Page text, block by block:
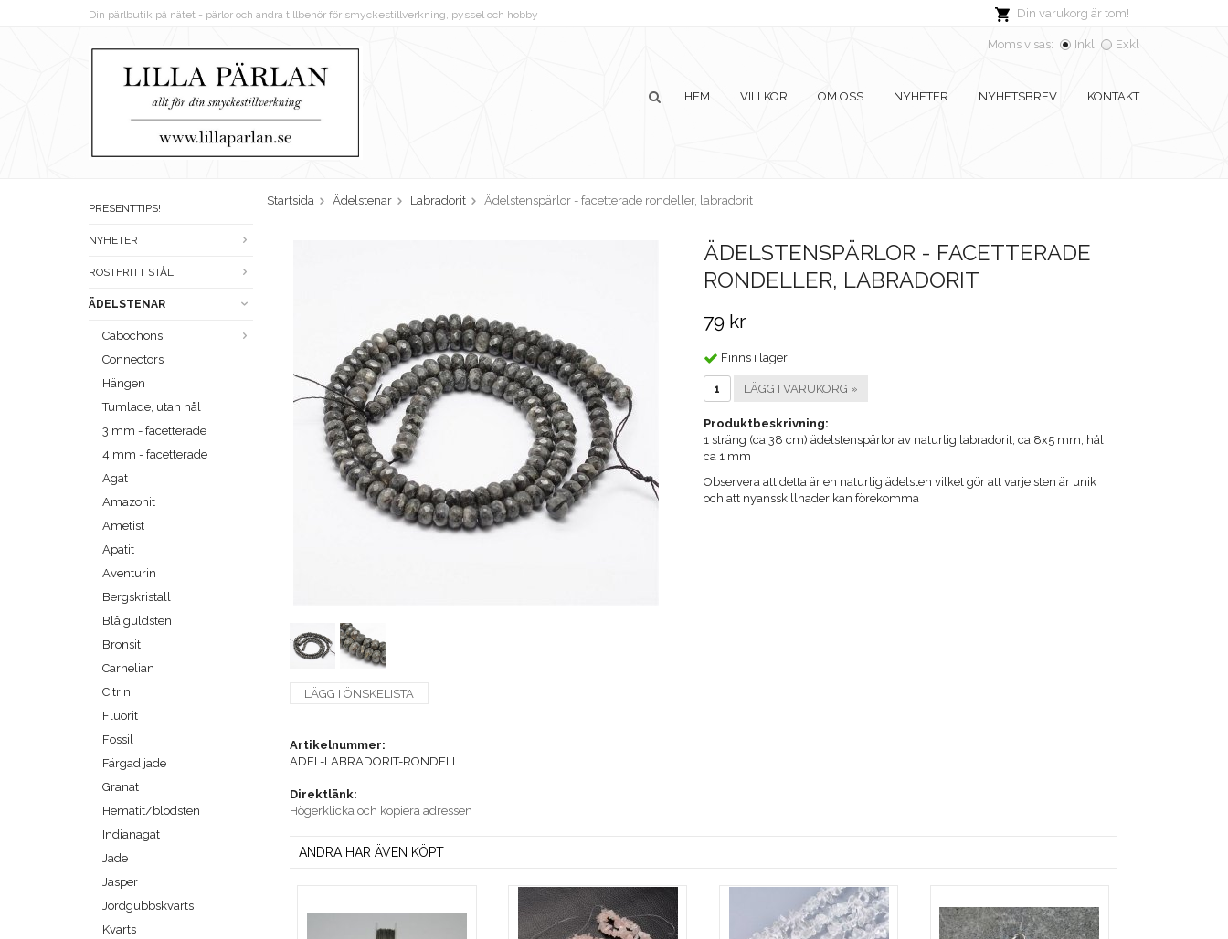
Din varukorg är tom!
Din pärlbutik på nätet - pärlor och andra tillbehör för smyckestillverkning, pyssel och hobby
Moms visas: Inkl Exkl
HEM VILLKOR OM OSS NYHETER NYHETSBREV KONTAKT
PRESENTTIPS!
NYHETER
ROSTFRITT STÅL
ÄDELSTENAR
Cabochons
Connectors
Hängen
Tumlade, utan hål
3 mm - facetterade
4 mm - facetterade
Agat
Amazonit
Ametist
Apatit
Aventurin
Bergskristall
Blå guldsten
Bronsit
Carnelian
Citrin
Fluorit
Fossil
Färgad jade
Granat
Hematit/blodsten
Indianagat
Jade
Jasper
Jordgubbskvarts
Kvarts
Startsida Ädelstenar Labradorit Ädelstenspärlor - facetterade rondeller, labradorit
ÄDELSTENSPÄRLOR - FACETTERADE
RONDELLER, LABRADORIT
79 kr
Finns i lager
LÄGG I VARUKORG »
Produktbeskrivning:
1 sträng (ca 38 cm) ädelstenspärlor av naturlig labradorit, ca 8x5 mm, hål
ca 1 mm
Observera att detta är en naturlig ädelsten vilket gör att varje sten är unik
och att nyansskillnader kan förekomma
LÄGG I ÖNSKELISTA
Artikelnummer:
ADEL-LABRADORIT-RONDELL
Direktlänk:
Högerklicka och kopiera adressen
ANDRA HAR ÄVEN KÖPT